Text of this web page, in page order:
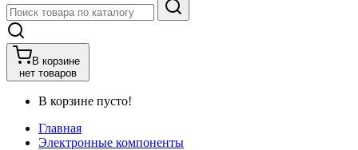
В корзине
нет товаров
В корзине пусто!
Главная
Электронные компоненты